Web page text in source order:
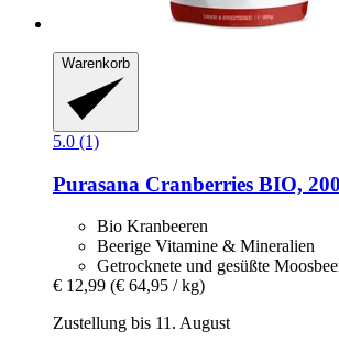
Warenkorb
5.0 (1)
Purasana Cranberries BIO,
Bio Kranbeeren
Beerige Vitamine & Mineralien
Getrocknete und gesüßte
€ 12,99 (€ 64,95 / kg)
Zustellung bis 11. August